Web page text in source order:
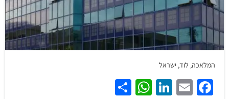
המלאכה, לוד, ישראל
Facebook
Email
LinkedIn
WhatsApp
Share